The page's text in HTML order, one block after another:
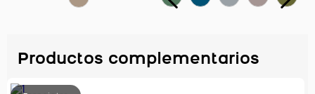
Productos complementarios